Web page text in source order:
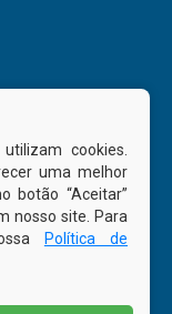
cookies.
uma melhor
botão “Aceitar”
nosso site. Para
Política de